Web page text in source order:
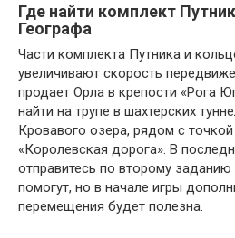
Где найти комплект
Географа
Части комплекта Путника и
увеличивают скорость
продает Орла в крепости «Рога
найти на трупе в шахтерских
Кровавого озера, рядом с
«Королевская дорога». В
отправитесь по второму
помогут, но в начале игры
перемещения будет полезна.